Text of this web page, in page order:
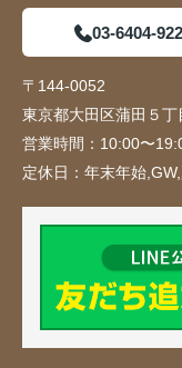
03-6404-
〒144-0052
東京都大田区蒲田５
営業時間： 10:00〜
定休日： 年末年始